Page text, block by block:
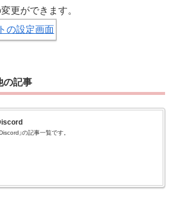
変更ができます。
の記事
Discord」の記事一覧です。